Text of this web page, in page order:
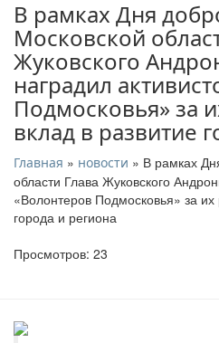
В рамках Дня
Московской
Жуковского
наградил
Подмосковья» за
вклад в развитие
Главная » новости » В рамках
области Глава Жуковского
«Волонтеров Подмосковья» за их
города и региона
Просмотров: 23